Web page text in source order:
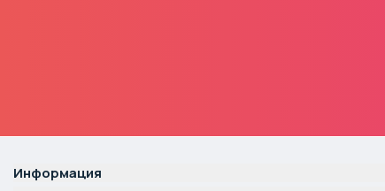
Информация